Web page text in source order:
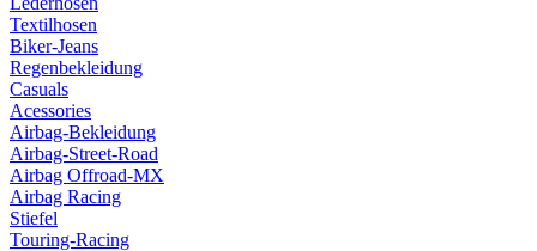
Textilhosen
Biker-Jeans
Regenbekleidung
Casuals
Acessories
Airbag-Bekleidung
Airbag-Street-Road
Airbag Offroad-MX
Airbag Racing
Stiefel
Touring-Racing